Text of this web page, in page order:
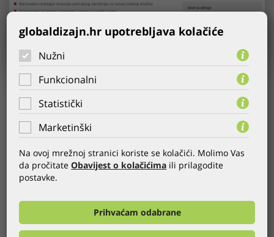
KORISNIK:Ured za udruge
GODINA:31.07.2015.
KATEGORIJA: CMS,
Ured za udruge stručna je služba Vlade Republike Hrvatske,
osnovan Uredbom o Uredu za udruge radi obavljanja stručnih
stvaranjem uvjeta za suradnju i partnerstvo s nevladinim,
neprofitnim sektorom, poglavito s udrugama u Republici
globaldizajn.hr upotrebljava kolačiće
Nužni
Funkcionalni
Statistički
Marketinški
Na ovoj mrežnoj stranici koriste se kolačići. Molimo Vas
da pročitateObavijest o kolačićima ili prilagodite
postavke.
Prihvaćam odabrane